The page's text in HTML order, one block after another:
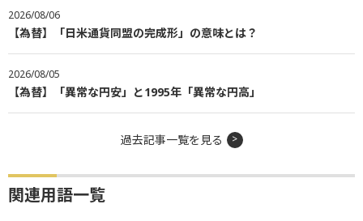
2026/08/06
【為替】「日米通貨同盟の完成形」の意味とは？
2026/08/05
【為替】「異常な円安」と1995年「異常な円高」
過去記事一覧を見る
関連用語一覧